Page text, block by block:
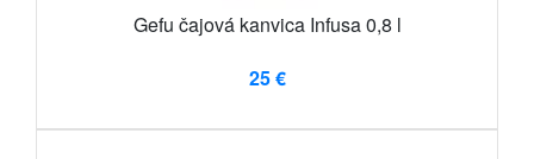
Gefu čajová kanvica Infusa 0,8 l
25 €